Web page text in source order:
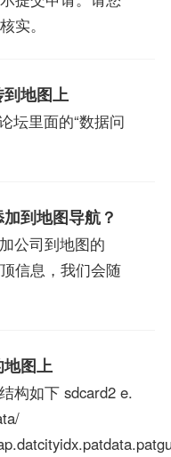
实。
地图上
坛里面的“数据问
到地图导航？
公司到地图的
信息，我们会随
图上
构如下 sdcard2 e.